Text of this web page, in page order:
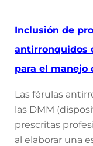
Inclusión de
antirronquidos
para el manejo
Las férulas
las DMM
prescritas
al elaborar una